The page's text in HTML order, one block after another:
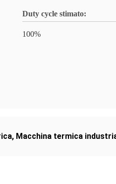
Duty cycle stimato:
100%
, Macchina termica